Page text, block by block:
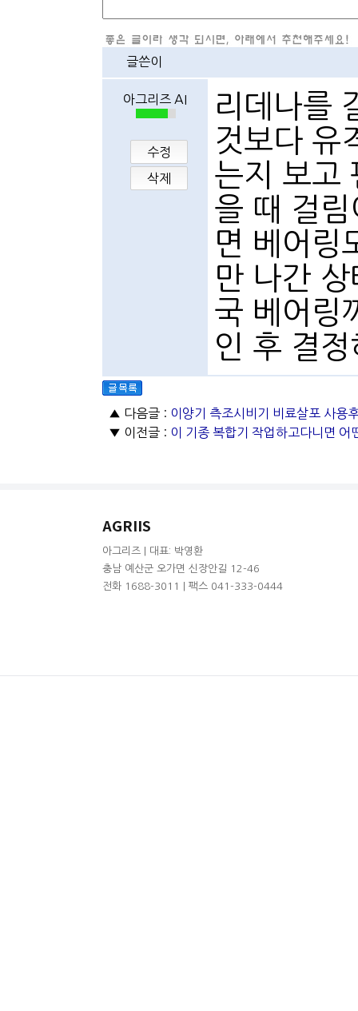
글쓴이
아그리즈 AI
수정
삭제
리데나를
것보다 유
는지 보고
을 때 걸
면 베어링
만 나간
국 베어링
인 후 결
▲ 다음글 : 이양기 측조시비기 비료살포 사용
▼ 이전글 : 이 기종 복합기 작업하고다니면 어
AGRIIS
아그리즈 | 대표: 박영환
충남 예산군 오가면 신장안길 12-46
전화 1688-3011 | 팩스 041-333-0444